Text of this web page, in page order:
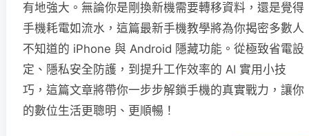
有地強大。無論你是剛換新機需要轉移資料，還是覺得
手機耗電如流水，這篇最新手機教學將為你揭密多數人
不知道的 iPhone 與 Android 隱藏功能。從極致省電設
定、隱私安全防護，到提升工作效率的 AI 實用小技
巧，這篇文章將帶你一步步解鎖手機的真實戰力，讓你
的數位生活更聰明、更順暢！